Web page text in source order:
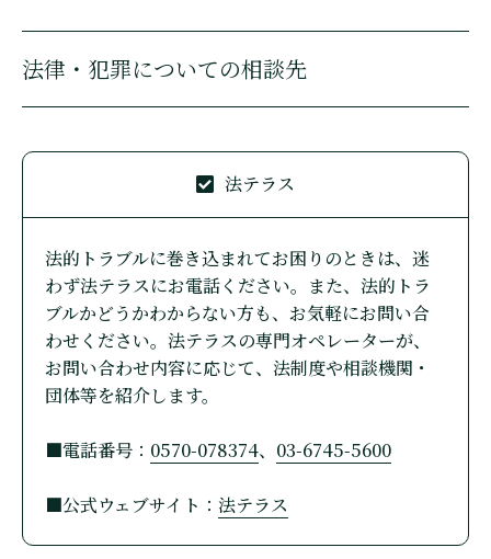
法律・犯罪についての相談先
法テラス
法的トラブルに巻き込まれてお困りのときは、迷
わず法テラスにお電話ください。また、法的トラ
ブルかどうかわからない方も、お気軽にお問い合
わせください。法テラスの専門オペレーターが、
お問い合わせ内容に応じて、法制度や相談機関・
団体等を紹介します。
■電話番号： 0570-078374、 03-6745-5600
■公式ウェブサイト： 法テラス